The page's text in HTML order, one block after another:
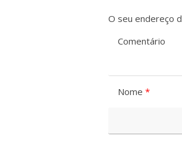
O seu endereço
Comentário
Nome *